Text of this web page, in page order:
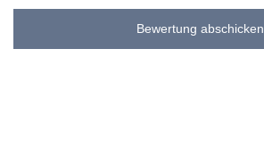
Bewertung abschicken